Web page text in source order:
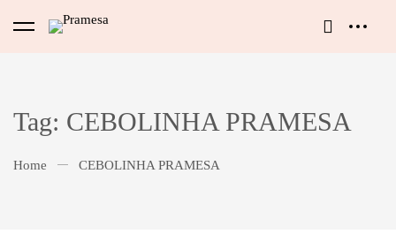
Tag: CEBOLINHA PRAMESA
Home CEBOLINHA PRAMESA